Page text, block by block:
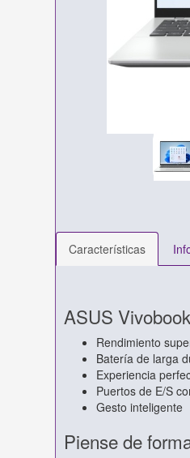
Características
ASUS
Rendimiento
Batería de larga
Experiencia
Puertos de E/S
Gesto inteligente
Piense de